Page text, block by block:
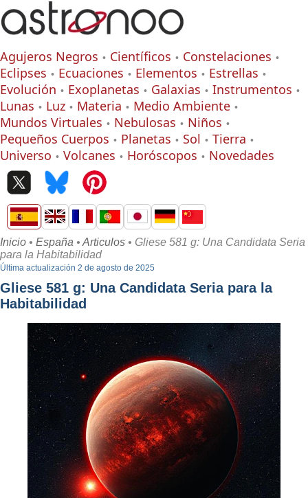
Agujeros Negros Científicos
Constelaciones
Eclipses
Ecuaciones Elementos
Estrellas
Evolución
Exoplanetas Galaxias
Instrumentos
Lunas
Luz Materia
Medio Ambiente
Mundos Virtuales
Nebulosas
Niños
Pequeños Cuerpos
Planetas Sol
Tierra
Universo
Volcanes Horóscopos Novedades
Inicio • España • Articulos • Gliese 581 g: Una Candidata Seria
para la Habitabilidad
Última actualización 2 de agosto de 2025
Gliese 581 g: Una Candidata Seria para la
Habitabilidad